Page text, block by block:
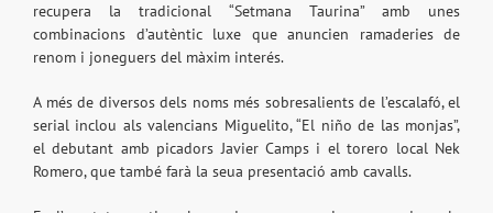
recupera la tradicional “Setmana Taurina” amb unes
combinacions d’autèntic luxe que anuncien ramaderies de
renom i joneguers del màxim interés.
A més de diversos dels noms més sobresalients de l’escalafó, el
serial inclou als valencians Miguelito, “El niño de las monjas”,
el debutant amb picadors Javier Camps i el torero local Nek
Romero, que també farà la seua presentació amb cavalls.